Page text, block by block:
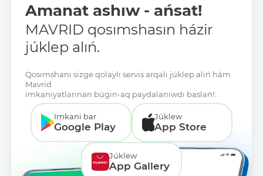
Amanat ashıw - ańsat!
MAVRID qosımshasın házir
júklep alıń.
Qosımshanı sizge qolaylı servis arqalı júklep alıń hám
Mavrid
imkaniyatlarınan búgin-aq paydalanıwdı baslań!:
Imkani bar
Google Play
Júklew
App Store
Júklew
App Gallery